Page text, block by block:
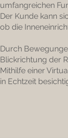
umfangreichen
Der Kunde kann
ob die
Durch
Blickrichtung der
Mithilfe einer
in Echtzeit